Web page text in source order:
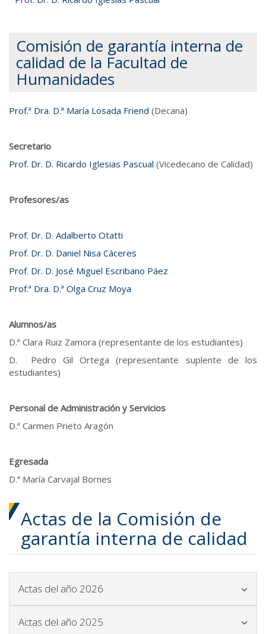
Comisión de garantía interna de
calidad de la Facultad de
Humanidades
Prof.ª Dra. D.ª María Losada Friend (Decana)
Secretario
Prof. Dr. D. Ricardo Iglesias Pascual (Vicedecano de Calidad)
Profesores/as
Prof. Dr. D. Adalberto Otatti
Prof. Dr. D. Daniel Nisa Cáceres
Prof. Dr. D. José Miguel Escribano Páez
Prof.ª Dra. D.ª Olga Cruz Moya
Alumnos/as
D.ª Clara Ruiz Zamora (representante de los estudiantes)
D. Pedro Gil Ortega (representante suplente de los
estudiantes)
Personal de Administración y Servicios
D.ª Carmen Prieto Aragón
Egresada
D.ª María Carvajal Bornes
Actas de la Comisión de
garantía interna de calidad
Actas del año 2026 Icono para plegar y desplegar el
Actas del año 2025 Icono para plegar y desplegar el